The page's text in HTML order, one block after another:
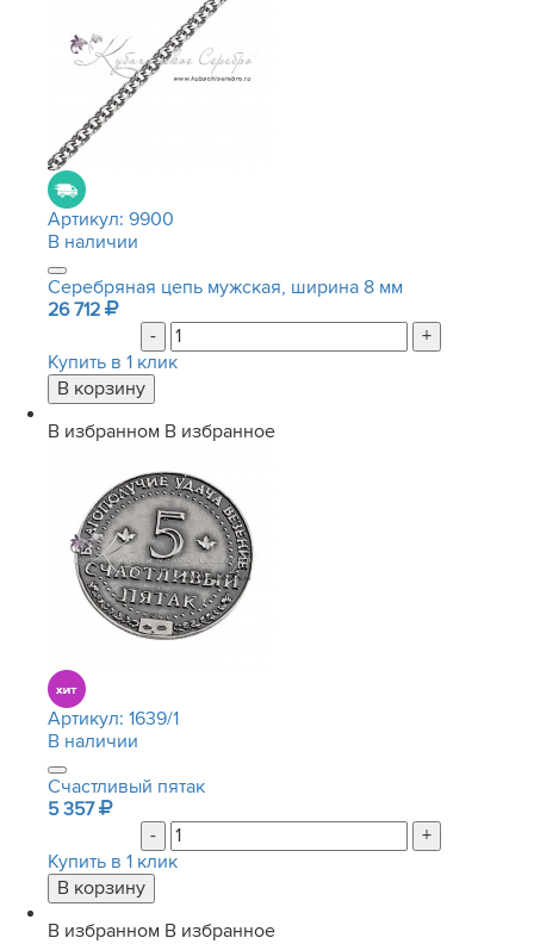
Артикул: 9900
В наличии
Серебряная цепь мужская, ширина 8 мм
26 712
-
+
Купить в 1 клик
В избранном В избранное
Артикул: 1639/1
В наличии
Счастливый пятак
5 357
-
+
Купить в 1 клик
В избранном В избранное